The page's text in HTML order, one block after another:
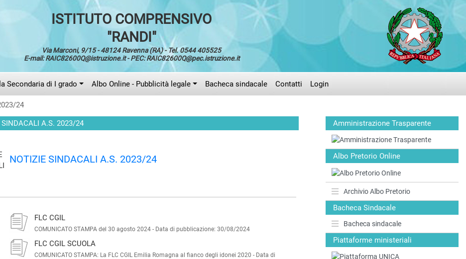
ISTITUTO COMPRENSIVO
"RANDI"
Via Marconi, 9/15 - 48124 Ravenna (RA) - Tel. 0544 405525
E-mail: RAIC82600Q@istruzione.it - PEC: RAIC82600Q@pec.istruzione.it
Secondaria di I grado Albo Online - Pubblicità legale Bacheca sindacale Contatti Login
24
SINDACALI A.S. 2023/24
NOTIZIE SINDACALI A.S. 2023/24
FLC CGIL
COMUNICATO STAMPA del 30 agosto 2024 - Data di pubblicazione: 30/08/2024
FLC CGIL SCUOLA
COMUNICATO STAMPA: La FLC CGIL Emilia Romagna al fianco degli idonei 2020 - Data di
Amministrazione Trasparente
Albo Pretorio Online
Archivio Albo Pretorio
Bacheca Sindacale
Bacheca sindacale
Piattaforme ministeriali